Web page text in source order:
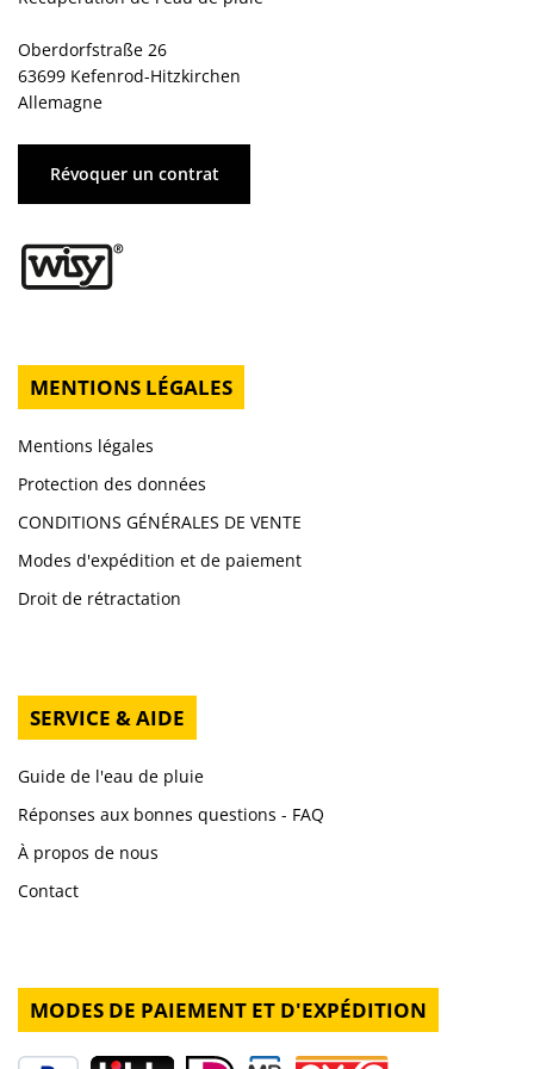
Oberdorfstraße 26
63699 Kefenrod-Hitzkirchen
Allemagne
Révoquer un contrat
MENTIONS LÉGALES
Mentions légales
Protection des données
CONDITIONS GÉNÉRALES DE VENTE
Modes d'expédition et de paiement
Droit de rétractation
SERVICE & AIDE
Guide de l'eau de pluie
Réponses aux bonnes questions - FAQ
À propos de nous
Contact
MODES DE PAIEMENT ET D'EXPÉDITION